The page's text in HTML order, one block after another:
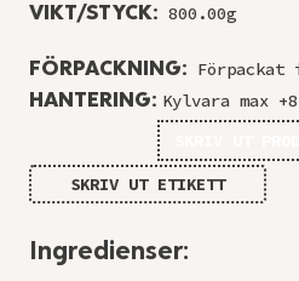
VIKT/STYCK: 800.00g
FÖRPACKNING: Förpackat
HANTERING: Kylvara max
SKRIV UT ETIKETT
Ingredienser: